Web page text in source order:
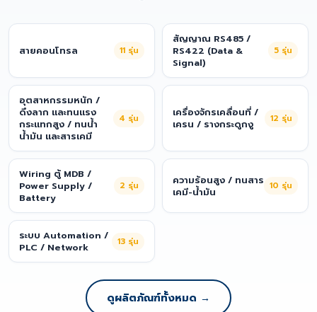
สายคอนโทรล 11 รุ่น
สัญญาณ RS485 /
RS422 (Data &
Signal)
5 รุ่น
อุตสาหกรรมหนัก /
ดึงลาก และทนแรง
กระแทกสูง / ทนน้ำ
น้ำมัน และสารเคมี
4 รุ่น
เครื่องจักรเคลื่อนที่ /
เครน / รางกระดูกงู
12 รุ่น
Wiring ตู้ MDB /
Power Supply /
Battery
2 รุ่น
ความร้อนสูง / ทนสาร
เคมี-น้ำมัน
10 รุ่น
ระบบ Automation /
PLC / Network
13 รุ่น
ดูผลิตภัณฑ์ทั้งหมด →